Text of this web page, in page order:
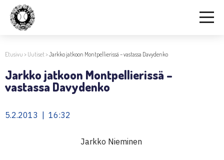
Etusivu > Uutiset>Jarkko jatkoon Montpellierissä – vastassa Davydenko
Jarkko jatkoon Montpellierissä –
vastassa Davydenko
5.2.2013 | 16:32
Jarkko Nieminen